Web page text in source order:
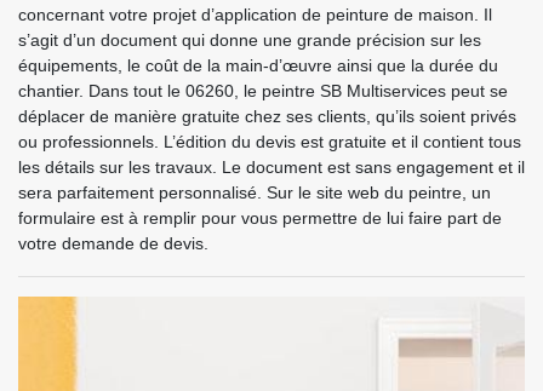
concernant votre projet d’application de peinture de maison. Il
s’agit d’un document qui donne une grande précision sur les
équipements, le coût de la main-d’œuvre ainsi que la durée du
chantier. Dans tout le 06260, le peintre SB Multiservices peut se
déplacer de manière gratuite chez ses clients, qu’ils soient privés
ou professionnels. L’édition du devis est gratuite et il contient tous
les détails sur les travaux. Le document est sans engagement et il
sera parfaitement personnalisé. Sur le site web du peintre, un
formulaire est à remplir pour vous permettre de lui faire part de
votre demande de devis.